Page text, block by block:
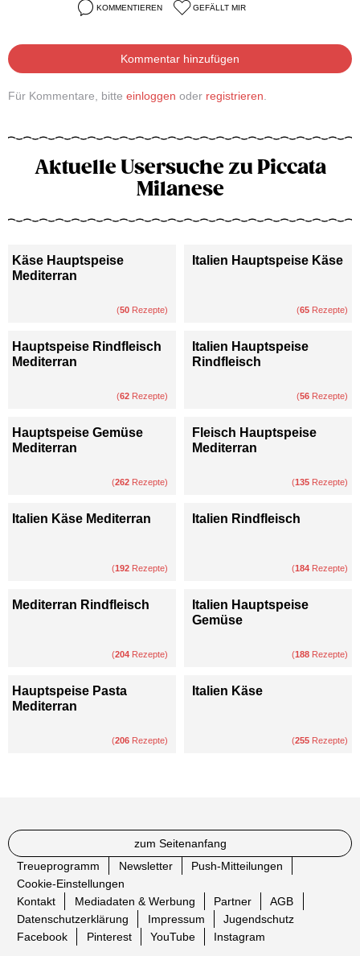
KOMMENTIEREN GEFÄLLT MIR
Kommentar hinzufügen
Für Kommentare, bitte einloggen oder registrieren
Aktuelle Usersuche zu Piccata
Milanese
Käse Hauptspeise
Mediterran
(50 Rezepte)
Italien Hauptspeise Käse
(65 Rezepte)
Hauptspeise Rindfleisch
Mediterran
(62 Rezepte)
Italien Hauptspeise
Rindfleisch
(56 Rezepte)
Hauptspeise Gemüse
Mediterran
(262 Rezepte)
Fleisch Hauptspeise
Mediterran
(135 Rezepte)
Italien Käse Mediterran
(192 Rezepte)
Italien Rindfleisch
(184 Rezepte)
Mediterran Rindfleisch
(204 Rezepte)
Italien Hauptspeise
Gemüse
(188 Rezepte)
Hauptspeise Pasta
Mediterran
(206 Rezepte)
Italien Käse
(255 Rezepte)
zum Seitenanfang
Treueprogramm
Newsletter
Push-Mitteilungen
Cookie-Einstellungen
Kontakt
Mediadaten & Werbung Partner
AGB
Datenschutzerklärung
Impressum
Jugendschutz
Facebook
Pinterest YouTube Instagram